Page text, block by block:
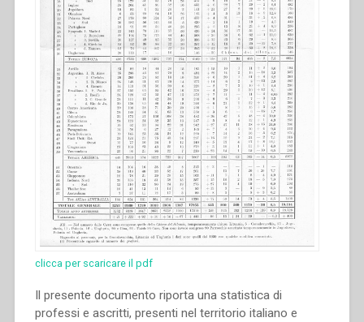
clicca per scaricare il pdf
Il presente documento riporta una statistica di
professi e ascritti, presenti nel territorio italiano e